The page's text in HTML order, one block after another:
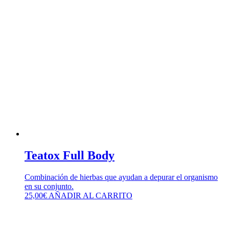
Teatox Full Body
Combinación de hierbas que ayudan a depurar el organismo
en su conjunto.
25,00€ AÑADIR AL CARRITO